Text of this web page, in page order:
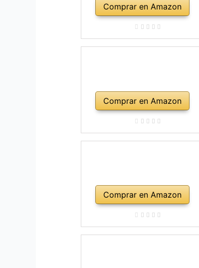
Comprar en Amazon
Comprar en Amazon
Comprar en Amazon